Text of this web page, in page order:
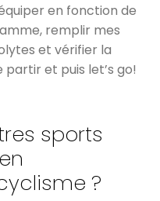
en fonction de
remplir mes
et vérifier la
et puis let’s go!
sports
?